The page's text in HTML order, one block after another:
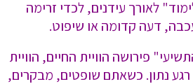
לאורך עידנים, לכדי זרימה
דעה קדומה או שיפוט.
פירושה הוויית החיים, הוויית
נתון. כשאתם שופטים, מבקרים,